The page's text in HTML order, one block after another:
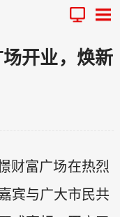
开业，焕新
财富广场在热烈
宾与广大市民共